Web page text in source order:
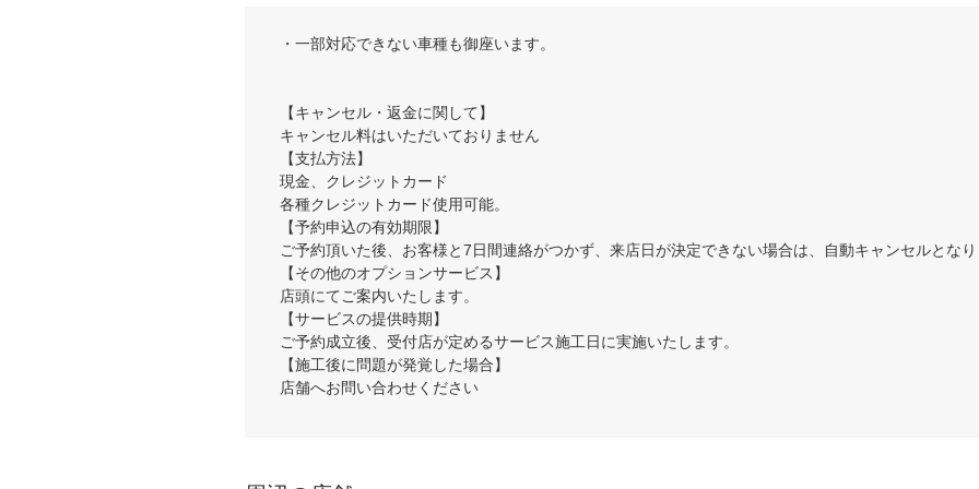
・一部対応できない車種も御座います。
【キャンセル・返金に関して】
キャンセル料はいただいておりません
【支払方法】
現金、クレジットカード
各種クレジットカード使用可能。
【予約申込の有効期限】
ご予約頂いた後、お客様と7日間連絡がつかず、来店日が決定できない場合は、自動キャンセルとな
【その他のオプションサービス】
店頭にてご案内いたします。
【サービスの提供時期】
ご予約成立後、受付店が定めるサービス施工日に実施いたします。
【施工後に問題が発覚した場合】
店舗へお問い合わせください